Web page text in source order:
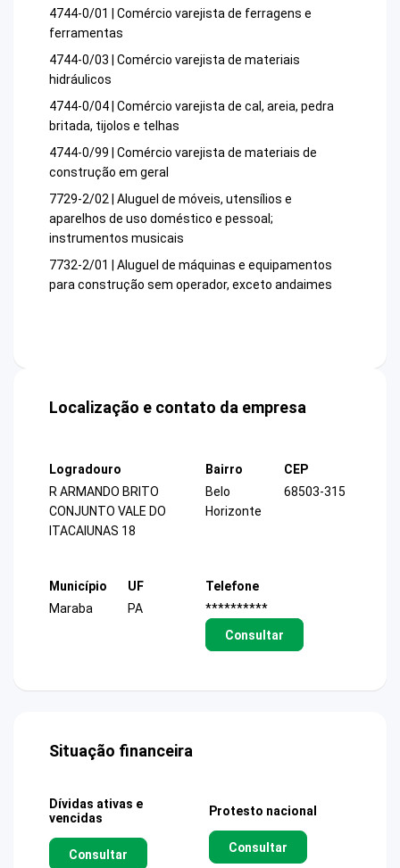
4744-0/01 | Comércio varejista de ferragens e
ferramentas
4744-0/03 | Comércio varejista de materiais
hidráulicos
4744-0/04 | Comércio varejista de cal, areia, pedra
britada, tijolos e telhas
4744-0/99 | Comércio varejista de materiais de
construção em geral
7729-2/02 | Aluguel de móveis, utensílios e
aparelhos de uso doméstico e pessoal;
instrumentos musicais
7732-2/01 | Aluguel de máquinas e equipamentos
para construção sem operador, exceto andaimes
Localização e contato da empresa
Logradouro
R ARMANDO BRITO
CONJUNTO VALE DO
ITACAIUNAS 18
Bairro
Belo
Horizonte
CEP
68503-315
Município
Maraba
UF
PA
Telefone
**********
Consultar
Situação financeira
Dívidas ativas e
vencidas
Consultar
Protesto nacional
Consultar